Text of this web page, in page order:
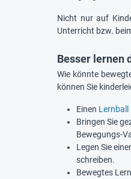
Nicht nur auf
Unterricht bzw.
Besser lernen
Wie könnte
können Sie
Einen Lernball
Bringen Sie
Bewegungs-
Legen Sie
schreiben.
Bewegtes